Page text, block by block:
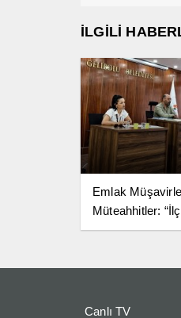
İLGİLİ
Emlak
Müteahhitler:
Fakülte Şart”
Canlı TV